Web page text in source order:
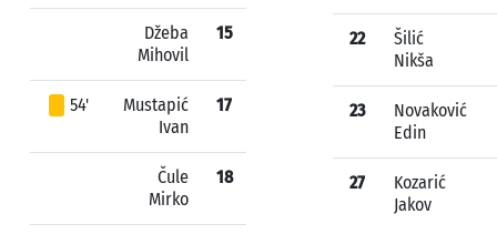
Džeba
Mihovil
15
54'
Mustapić
Ivan
17
Čule
Mirko
18
22
Šilić
Nikša
23
Novaković
Edin
27
Kozarić
Jakov